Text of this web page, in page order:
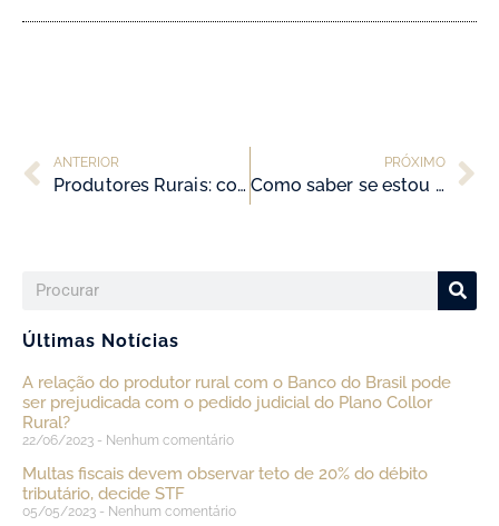
ANTERIOR
Produtores Rurais: como saber se tenho direito aos expurgos do Plano Collor nas cédulas de crédito rural do Banco do Brasil?
PRÓXIMO
Como saber se estou pagando imposto além do necessário?
Últimas Notícias
A relação do produtor rural com o Banco do Brasil pode
ser prejudicada com o pedido judicial do Plano Collor
Rural?
22/06/2023 Nenhum comentário
Multas fiscais devem observar teto de 20% do débito
tributário, decide STF
05/05/2023 Nenhum comentário